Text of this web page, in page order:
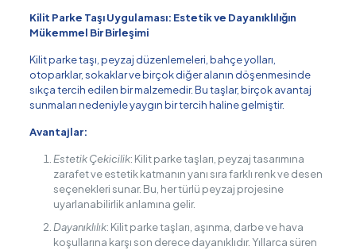
Kilit Parke Taşı Uygulaması: Estetik ve Dayanıklılığın
Mükemmel Bir Birleşimi
Kilit parke taşı, peyzaj düzenlemeleri, bahçe yolları,
otoparklar, sokaklar ve birçok diğer alanın döşenmesinde
sıkça tercih edilen bir malzemedir. Bu taşlar, birçok avantaj
sunmaları nedeniyle yaygın bir tercih haline gelmiştir.
Avantajlar:
Estetik Çekicilik: Kilit parke taşları, peyzaj tasarımına
zarafet ve estetik katmanın yanı sıra farklı renk ve desen
seçenekleri sunar. Bu, her türlü peyzaj projesine
uyarlanabilirlik anlamına gelir.
Dayanıklılık: Kilit parke taşları, aşınma, darbe ve hava
koşullarına karşı son derece dayanıklıdır. Yıllarca süren